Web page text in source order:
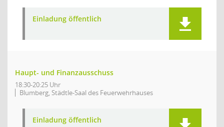
Einladung öffentlich
Haupt- und Finanzausschuss
18:30-20:25 Uhr
Blumberg, Städtle-Saal des Feuerwehrhauses
Einladung öffentlich